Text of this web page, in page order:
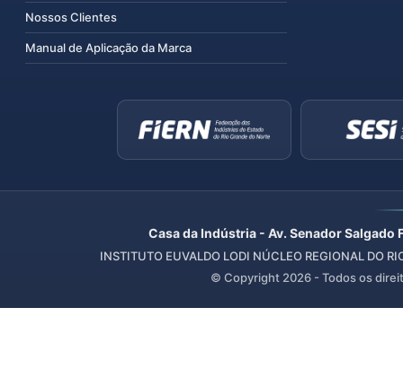
Nossos Clientes
Manual de Aplicação da Marca
Casa da Indústria - Av. Senador
INSTITUTO EUVALDO LODI NÚCLEO REGIONAL DO
© Copyright 2026 - Todos os